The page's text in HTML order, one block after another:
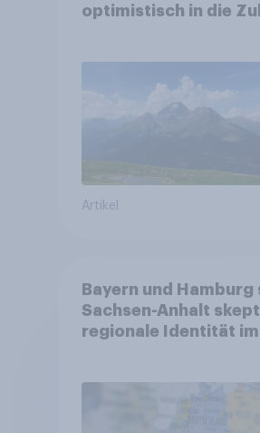
optimistisch in die
Altersvorsorge
Artikel
Bayern und Hamburg
Sachsen-Anhalt
regionale Identität im